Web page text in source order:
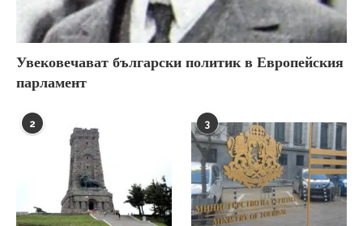
Увековечават български политик в Европейския
парламент
2 3